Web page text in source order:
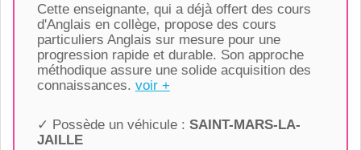
Cette enseignante, qui a déjà offert des cours
d'Anglais en collège, propose des cours
particuliers Anglais sur mesure pour une
progression rapide et durable. Son approche
méthodique assure une solide acquisition des
connaissances. voir +
✓ Possède un véhicule : SAINT-MARS-LA-
JAILLE